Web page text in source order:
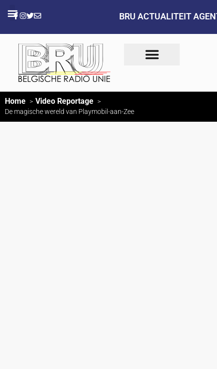
BRU ACTUALITEIT
Home Video Reportage
De magische wereld van Playmobil-aan-Zee